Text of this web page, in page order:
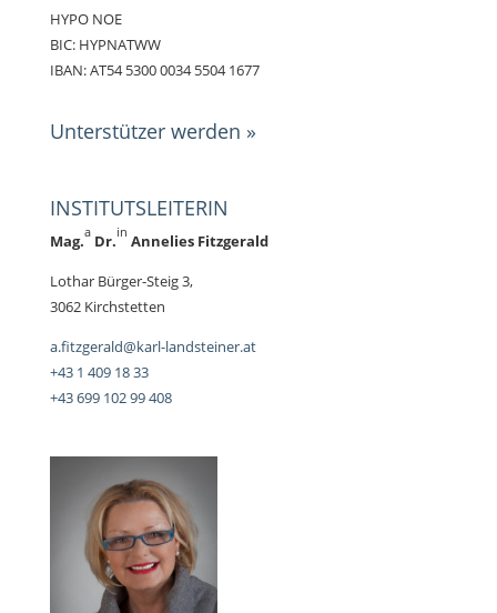
HYPO NOE
BIC: HYPNATWW
IBAN: AT54 5300 0034 5504 1677
Unterstützer werden »
INSTITUTSLEITERIN
Mag.aDr.in Annelies Fitzgerald
Lothar Bürg­er-Steig 3,
3062 Kirchstetten
a.fitzgerald@karl-landsteiner.at
+43 1 409 18 33
+43 699 102 99 408